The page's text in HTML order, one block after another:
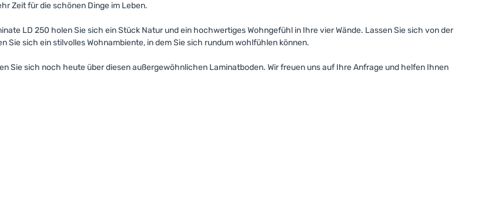
Zeit für die schönen Dinge im Leben.
LD 250 holen Sie sich ein Stück Natur und ein hochwertiges Wohngefühl in Ihre vier Wände. Lassen Sie sich von der
sich ein stilvolles Wohnambiente, in dem Sie sich rundum wohlfühlen können.
Sie sich noch heute über diesen außergewöhnlichen Laminatboden. Wir freuen uns auf Ihre Anfrage und helfen Ihnen